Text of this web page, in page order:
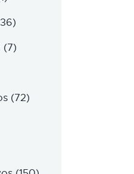
(7)
(72)